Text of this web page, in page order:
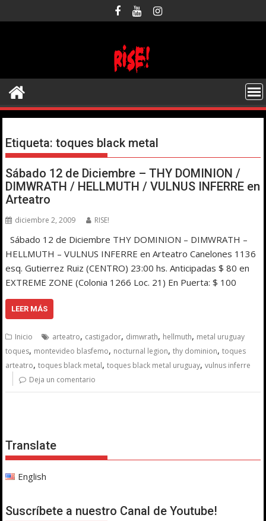
al
Etiqueta:toques black metal
Sábado 12 de Diciembre – THY DOMINION /
DIMWRATH / HELLMUTH / VULNUS INFERRE en
Arteatro
diciembre 2, 2009 RISE!
Sábado 12 de Diciembre THY DOMINION – DIMWRATH –
HELLMUTH – VULNUS INFERRE en Arteatro Canelones 1136
esq. Gutierrez Ruiz (CENTRO) 23:00 hs. Anticipadas $ 80 en
EXTREME ZONE (Colonia 1266 Loc. 21) En Puerta: $ 100
LEER MÁS
Inicio arteatro, castigador, dimwrath, hellmuth, metal uruguay
toques, montevideo blasfemo, nocturnal legion,thy dominion,toques
arteatro,toques black metal,toques black metal uruguay,vulnus inferre
Deja un comentario
Translate
English
Suscríbete a nuestro Canal de Youtube!